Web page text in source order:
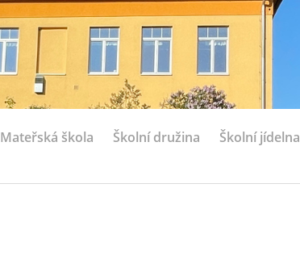
Mateřská škola Školní družina Školní jídelna